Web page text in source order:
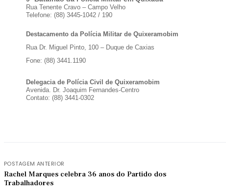
Rua Tenente Cravo – Campo Velho
Telefone: (88) 3445-1042 / 190
Destacamento da Polícia Militar de Quixeramobim
Rua Dr. Miguel Pinto, 100 – Duque de Caxias
Fone: (88) 3441.1190
Delegacia de Polícia Civil de Quixeramobim
Avenida. Dr. Joaquim Fernandes-Centro
Contato: (88) 3441-0302
POSTAGEM ANTERIOR
Rachel Marques celebra 36 anos do Partido dos
Trabalhadores